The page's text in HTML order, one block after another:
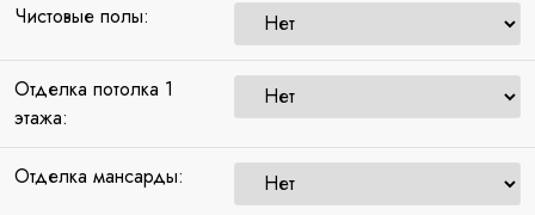
Чистовые полы:
Отделка потолка 1
этажа:
Отделка мансарды: